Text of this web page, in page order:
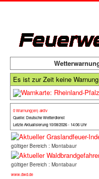
Es ist zur Zeit keine
0 Warnung(en) aktiv
Quelle: Deutsche Wetterdienst
Letzte Aktualisierung 10/08/2026 - 14:06 Uhr
gültiger Bereich : Montabaur
gültiger Bereich : Montabaur
www.dwd.de